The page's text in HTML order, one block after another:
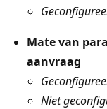
Mate van
aanvraag
Niet